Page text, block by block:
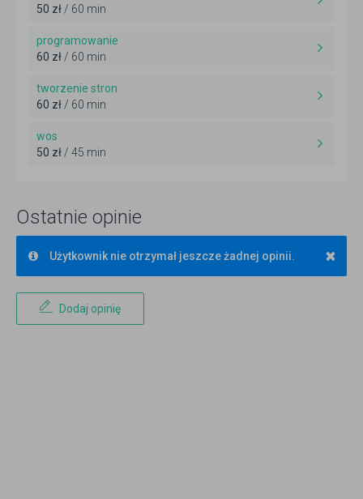
50 zł / 60 min
programowanie
60 zł / 60 min
tworzenie stron
60 zł / 60 min
wos
50 zł / 45 min
Ostatnie opinie
×
Użytkownik nie otrzymał jeszcze żadnej opinii.
Dodaj opinię